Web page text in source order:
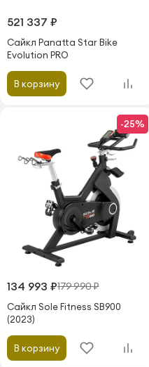
521 337 ₽
Сайкл Panatta Star Bike
Evolution PRO
В корзину
-25%
134 993 ₽179 990 ₽
Сайкл Sole Fitness SB900
(2023)
В корзину